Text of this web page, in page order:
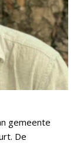
gemeente
De